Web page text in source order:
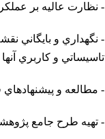
- نظارت عاليه بر
- نگهداري و بايگاني
تاسيساتي و كاربري آنها
- مطالعه و
- تهيه طرح جامع